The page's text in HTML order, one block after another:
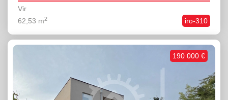
Vir
iro-310
62,53 m2
190 000 €